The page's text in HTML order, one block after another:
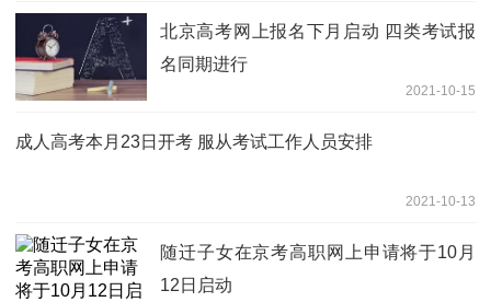
北京高考网上报名下月启动 四类考试报
名同期进行
2021-10-15
成人高考本月23日开考 服从考试工作人员安排
2021-10-13
随迁子女在京考高职网上申请将于10月
12日启动